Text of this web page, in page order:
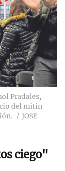
Pradales,
del mitin
JOSE
ciego"